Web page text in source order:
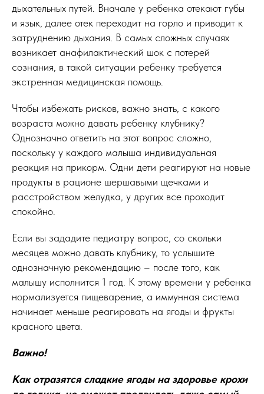
дыхательных путей. Вначале у ребенка отекают губы
и язык, далее отек переходит на горло и приводит к
затруднению дыхания. В самых сложных случаях
возникает анафилактический шок с потерей
сознания, в такой ситуации ребенку требуется
экстренная медицинская помощь.
Чтобы избежать рисков, важно знать, с какого
возраста можно давать ребенку клубнику?
Однозначно ответить на этот вопрос сложно,
поскольку у каждого малыша индивидуальная
реакция на прикорм. Одни дети реагируют на новые
продукты в рационе шершавыми щечками и
расстройством желудка, у других все проходит
спокойно.
Если вы зададите педиатру вопрос, со скольки
месяцев можно давать клубнику, то услышите
однозначную рекомендацию – после того, как
малышу исполнится 1 год. К этому времени у ребенка
нормализуется пищеварение, а иммунная система
начинает меньше реагировать на ягоды и фрукты
красного цвета.
Важно!
Как отразятся сладкие ягоды на здоровье крохи